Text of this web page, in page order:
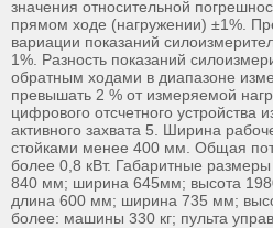
значения относительной
прямом ходе (нагружении) ±1%.
вариации показаний
1%. Разность показаний
обратным ходами в диапазоне
превышать 2 % от измеряемой
цифрового отсчетного
активного захвата 5. Ширина
стойками менее 400 мм. Общая
более 0,8 кВт. Габаритные
840 мм; ширина 645мм; высота
длина 600 мм; ширина 735 мм;
более: машины 330 кг; пульта